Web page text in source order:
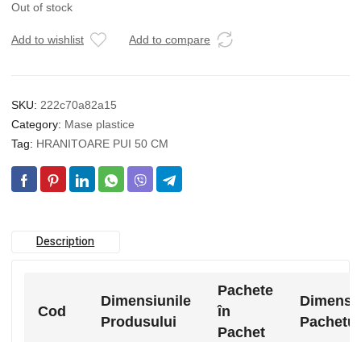
Out of stock
Add to wishlist Add to compare
SKU: 222c70a82a15
Category: Mase plastice
Tag: HRANITOARE PUI 50 CM
Description
Cod
Dimensiunile
Produsului
Pachete
în
Pachet